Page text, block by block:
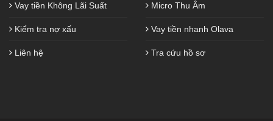
Vay tiền Không Lãi Suất
Kiểm tra nợ xấu
Liên hệ
Micro Thu Âm
Vay tiền nhanh Olava
Tra cứu hồ sơ